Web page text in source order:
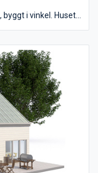
byggt i vinkel. Huset
bland annat
en välutrustad
lösningar med
fås dessutom en
glasat räcke.